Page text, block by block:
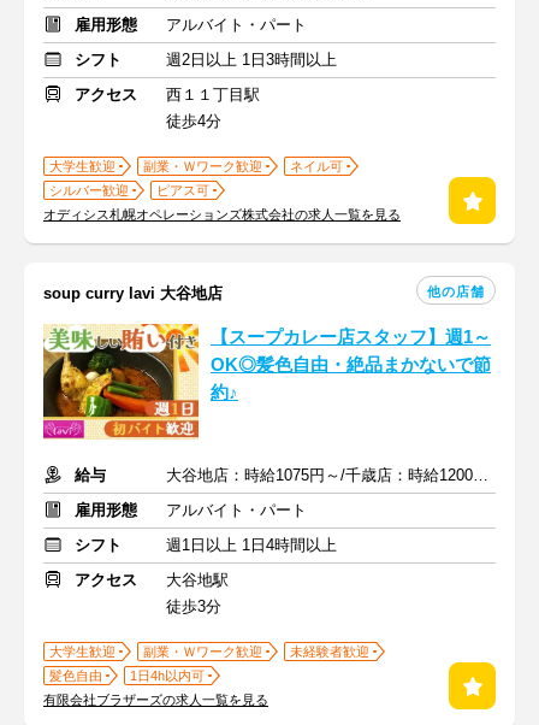
雇用形態
アルバイト・パート
シフト
週2日以上 1日3時間以上
アクセス
西１１丁目駅
徒歩4分
大学生歓迎 副業・Ｗワーク歓迎
ネイル可
シルバー歓迎
ピアス可
オディシス札幌オペレーションズ株式会社の求人一覧を見る
soup curry lavi 大谷地店 他の店舗
【スープカレー店スタッフ】週1～
OK◎髪色自由・絶品まかないで節
約♪
給与
大谷地店：時給1075円～/千歳店：時給1200円～＋交通費
雇用形態
アルバイト・パート
シフト
週1日以上 1日4時間以上
アクセス
大谷地駅
徒歩3分
大学生歓迎 副業・Ｗワーク歓迎
未経験者歓迎
髪色自由
1日4h以内可
有限会社ブラザーズの求人一覧を見る